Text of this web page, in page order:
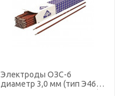
Электроды ОЗС-6
диаметр 3,0 мм (тип Э46,